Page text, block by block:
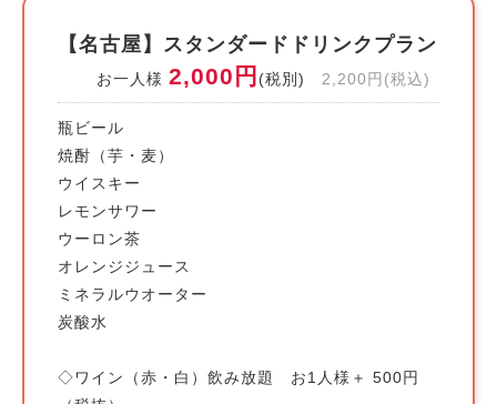
【名古屋】スタンダードドリンクプラン
お一人様 2,000円 (税別) 2,200円(税込)
瓶ビール
焼酎（芋・麦）
ウイスキー
レモンサワー
ウーロン茶
オレンジジュース
ミネラルウオーター
炭酸水
◇ワイン（赤・白）飲み放題 お1人様＋ 500円